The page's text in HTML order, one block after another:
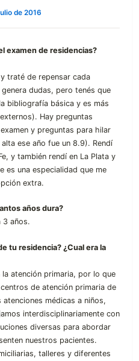
de 2016
examen de residencias?
traté de repensar cada
dudas, pero tenés que
bibliografía básica y es más
Hay preguntas
y preguntas para hilar
ese año fue un 8.9). Rendí
y también rendí en La Plata y
es una especialidad que me
extra.
años dura?
3 años.
tu residencia? ¿Cual era la
atención primaria, por lo que
de atención primaria de
atenciones médicas a niños,
interdisciplinariamente con
diversas para abordar
nuestros pacientes.
talleres y diferentes